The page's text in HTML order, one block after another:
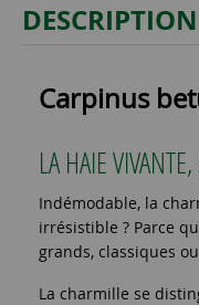
DESCRIPTION
Carpinus
LA HAIE
Indémodable, la
irrésistible ? Parce
grands, classiques
La charmille se